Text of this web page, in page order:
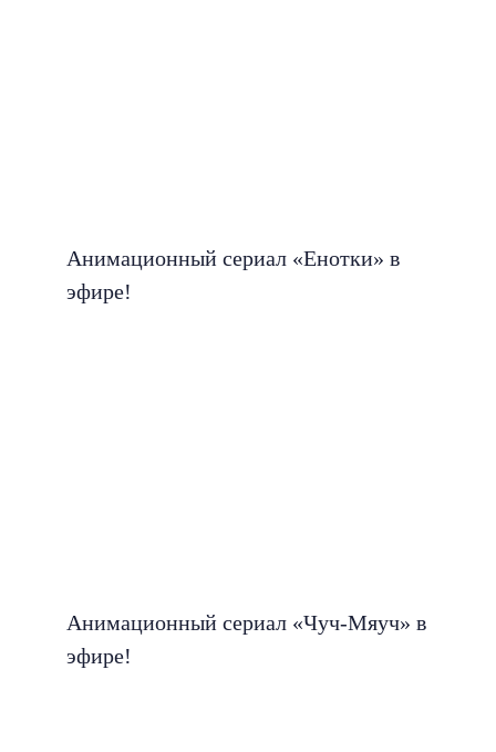
Анимационный сериал «Енотки» в
эфире!
Анимационный сериал «Чуч-Мяуч» в
эфире!